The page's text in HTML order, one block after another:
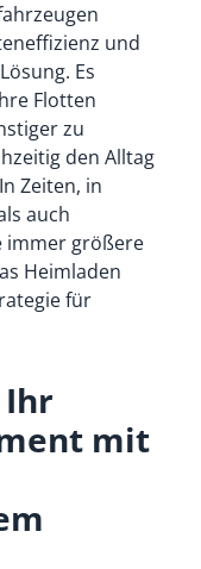
und
Es
Flotten
zu
den Alltag
Zeiten, in
auch
immer größere
Heimladen
für
Ihr
mit